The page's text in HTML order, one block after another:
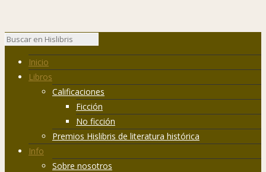
Inicio
Libros
Calificaciones
Ficción
No ficción
Premios Hislibris de literatura histórica
Info
Sobre nosotros